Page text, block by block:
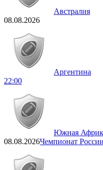
Австралия
08.08.2026
Аргентина
22:00
Южная
08.08.2026Чемпионат России